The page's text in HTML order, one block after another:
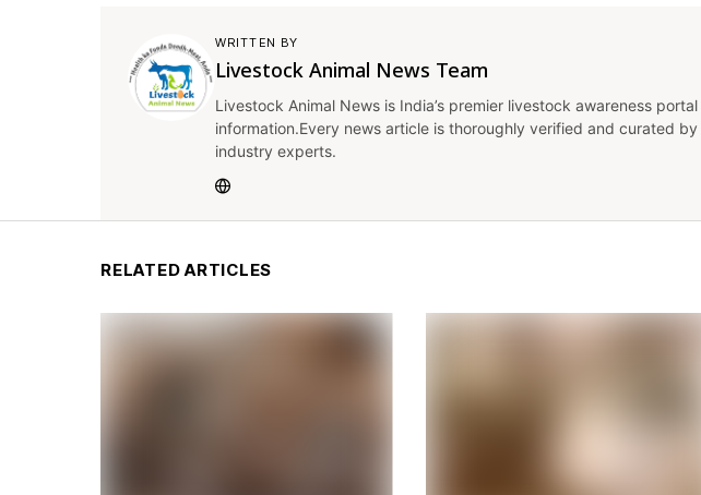
WRITTEN BY
Livestock Animal News Team
Livestock Animal News is India’s premier livestock awareness
information.Every news article is thoroughly verified and curated
industry experts.
RELATED ARTICLES